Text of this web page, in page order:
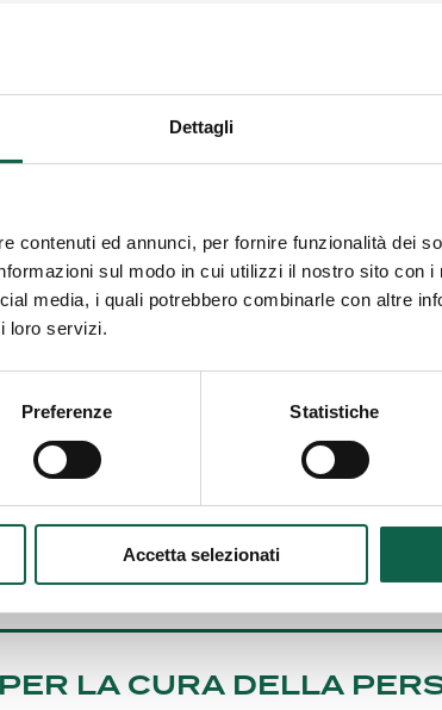
Dettagli
contenuti ed annunci, per fornire funzionalità dei
sul modo in cui utilizzi il nostro sito con
media, i quali potrebbero combinarle con altre
loro servizi.
Preferenze Statistiche
Accetta selezionati
CARDIOVASCOLARE
E SERVIZI MEDICI
LA CURA DELLA